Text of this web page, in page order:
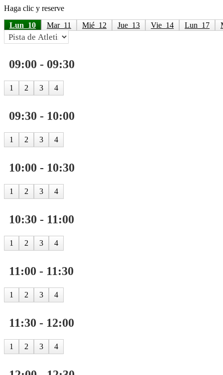
Haga clic y reserve
Lun  10
Mar  11 Mié  12 Jue  13 Vie  14 Lun  17
09:00 - 09:30
1 2 3 4
09:30 - 10:00
1 2 3 4
10:00 - 10:30
1 2 3 4
10:30 - 11:00
1 2 3 4
11:00 - 11:30
1 2 3 4
11:30 - 12:00
1 2 3 4